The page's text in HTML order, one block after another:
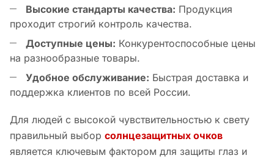
Высокие стандарты качества: Продукция
проходит строгий контроль качества.
Доступные цены: Конкурентоспособные цены
на разнообразные товары.
Удобное обслуживание: Быстрая доставка и
поддержка клиентов по всей России.
Для людей с высокой чувствительностью к свету
правильный выбор солнцезащитных очков
является ключевым фактором для защиты глаз и